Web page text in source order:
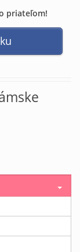
priateľom!